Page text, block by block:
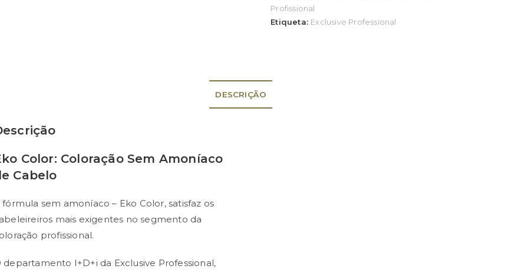
Profissional
Etiqueta: Exclusive Professional
DESCRIÇÃO
Color: Coloração Sem Amoníaco
Cabelo
fórmula sem amoníaco – Eko Color, satisfaz os
mais exigentes no segmento da
profissional.
departamento I+D+i da Exclusive Professional,